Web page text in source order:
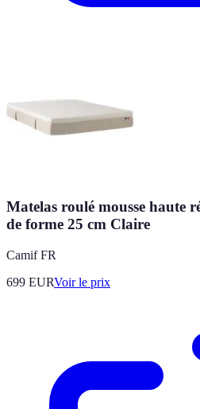
Matelas roulé mousse haute
de forme 25 cm Claire
Camif FR
699 EURVoir le prix